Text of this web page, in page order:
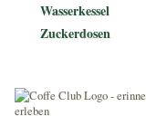
Wasserkessel
Zuckerdosen